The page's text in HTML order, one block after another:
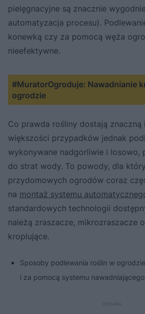
pielęgnacyjne są znacznie
automatyzacja procesu).
konewką czy za pomocą węża
nieefektywne.
#MuratorOgroduje: Nawadnianie
ogrodzie
Co prawda rośliny dostają znaczną
większości przypadków jednak
wykonywane nadgorliwie i losowo,
do strat wody. To powody, dla
przydomowych ogrodów coraz
na montaż systemu
standardowych technologii
należą zraszacze, mikrozraszacze
kroplujące.
Sposoby podlewania roślin w
i za pomocą systemu nawadniającego